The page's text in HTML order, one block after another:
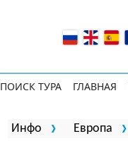
ПОИСК ТУРА ГЛАВНАЯ
Вы здесь
Инфо Европа